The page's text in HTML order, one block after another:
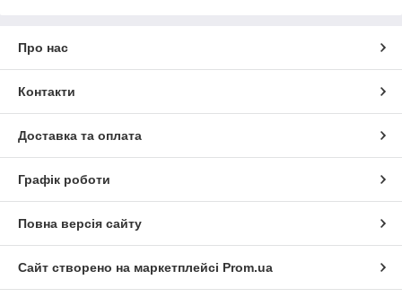
Про нас
Контакти
Доставка та оплата
Графік роботи
Повна версія сайту
Сайт створено на маркетплейсі Prom.ua